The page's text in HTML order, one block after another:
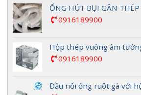
ỐNG HÚT BỤI GÂN THÉP
0916189900
Hộp thép vuông âm
0916189900
Đầu nối ống ruột gà với